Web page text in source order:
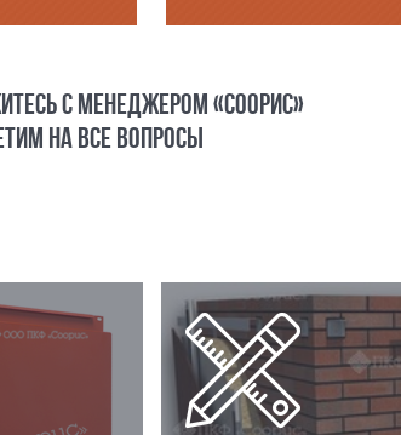
С МЕНЕДЖЕРОМ «СООРИС»
НА ВСЕ ВОПРОСЫ